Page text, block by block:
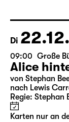
10.01.
16:00 Große
Teil 2
Das
(The
von Matthew
aus dem